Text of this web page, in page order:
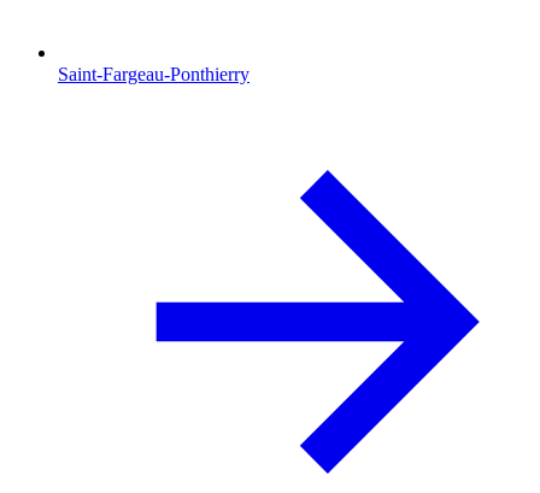
Saint-Fargeau-Ponthierry